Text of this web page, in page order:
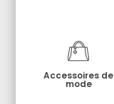
Accessoires de
mode